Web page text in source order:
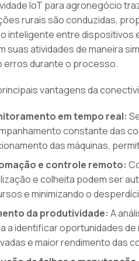
IoT para agronegócio
rurais são conduzidas,
inteligente entre dispositivos
suas atividades de maneira
erros durante o processo.
vantagens da
em tempo real:
constante das
das máquinas,
e controle remoto:
e colheita podem ser
e minimizando o
da produtividade: A
a identificar oportunidades
e maior rendimento das